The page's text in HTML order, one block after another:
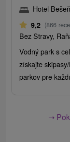
Hotel
9,2 (866
Bez Stravy,
Vodný park s
získajte
parkov pre
➝